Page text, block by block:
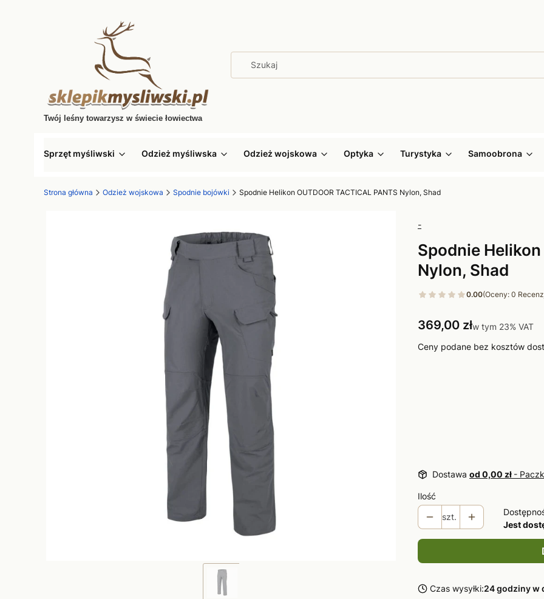
Twój leśny towarzysz w świecie łowiectwa
Sprzęt myśliwski Odzież myśliwska Odzież wojskowa Optyka Turystyka Samoobrona
Strona główna Odzież wojskowa Spodnie bojówki Spodnie Helikon OUTDOOR TACTICAL PANTS Nylon, Shad
-
Spodnie Helikon
Nylon, Shad
0.00(Oceny: 0
Cena
369,00 złw tym 23% VAT
w tym 23% VAT
Ceny podane bez kosztów
Dostawa od 0,00 zł -
Ilość
szt.
Jest
Czas wysyłki:24 godziny w